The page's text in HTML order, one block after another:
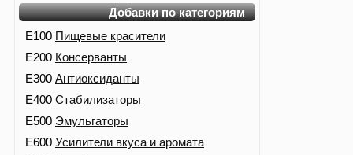
Добавки по категориям
E100 Пищевые красители
E200 Консерванты
E300 Антиоксиданты
E400 Стабилизаторы
E500 Эмульгаторы
E600 Усилители вкуса и аромата